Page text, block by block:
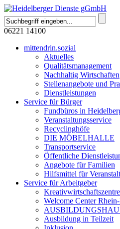
06221 14100
mittendrin.sozial
Aktuelles
Qualitätsmanagement
Nachhaltig Wirtschaften
Stellenangebote und
Dienstleistungen
Service für Bürger
Fundbüros in
Veranstaltungsservice
Recyclinghöfe
DIE MÖBELHALLE
Transportservice
Öffentliche
Angebote für Familien
Hilfsmittel für
Service für Arbeitgeber
Welcome Center
Ausbildung in Teilzeit